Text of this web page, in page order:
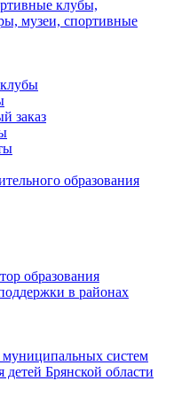
клубы,
музеи, спортивные
заказ
образования
образования
в районах
муниципальных систем
детей Брянской области